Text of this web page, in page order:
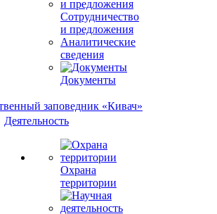
Сотрудничество
и предложения
Аналитические
сведения
Документы
Деятельность
Охрана
территории